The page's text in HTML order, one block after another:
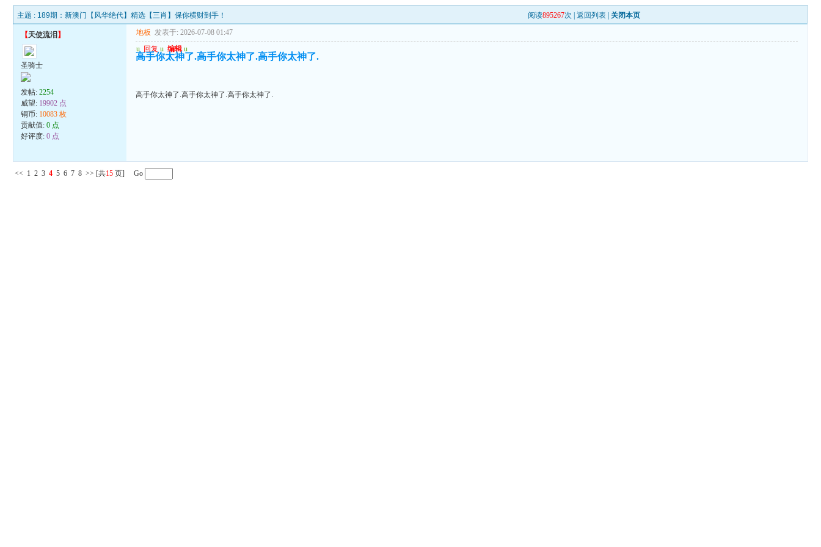
主题 : 189期：新澳门【风华绝代】精选【三肖】保你横财到手！ 阅读895267次 |返回列表 关闭本页
【天使流泪 】
圣骑士
发帖:2254
威望: 19902 点
铜币: 10083 枚
贡献值:0 点
好评度:0 点
地板 发表于: 2026-07-08 01:47
u 回复 u 编辑 u
高手你太神了.高手你太神了.高手你太神了.
高手你太神了.高手你太神了.高手你太神了.
<< 1 2 3 4 5 6 7 8 >> [共15 页] Go